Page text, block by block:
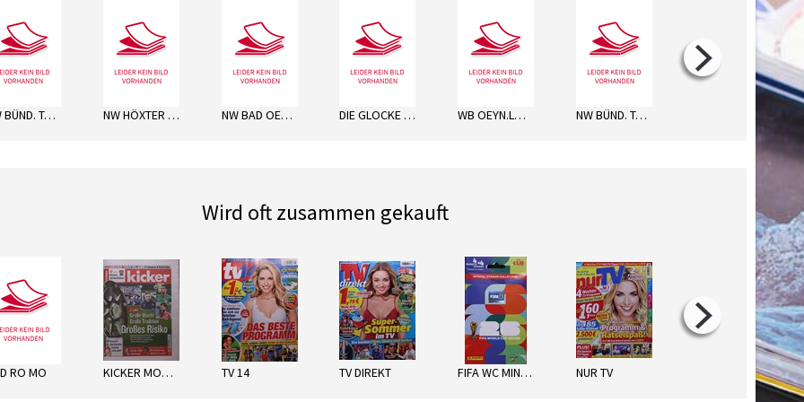
NW BÜND. TAGEBL. MI NW HÖXTER MO NW BAD OEYNHAUS. DO DIE GLOCKE WIED. DO WB OEYN.LÖHNE VLOT.FR NW BÜND. TAGEBL. FR
next
Wird oft zusammen gekauft
RO MO KICKER MONTAG TV 14 TV DIREKT FIFA WC MINI MULTIPACK 2026 NUR TV
next